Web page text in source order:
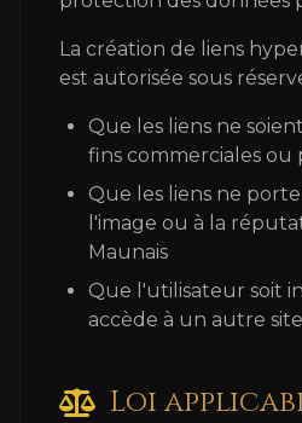
La création de liens
est autorisée sous
Que les liens ne
fins commerciales ou
Que les liens ne
l'image ou à la
Maunais
Que l'utilisateur soit
accède à un autre site
Loi